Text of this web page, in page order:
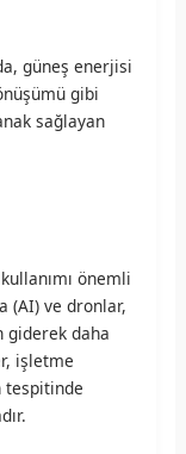
güneş enerjisi
gibi
sağlayan
önemli
(AI) ve dronlar,
giderek daha
işletme
tespitinde